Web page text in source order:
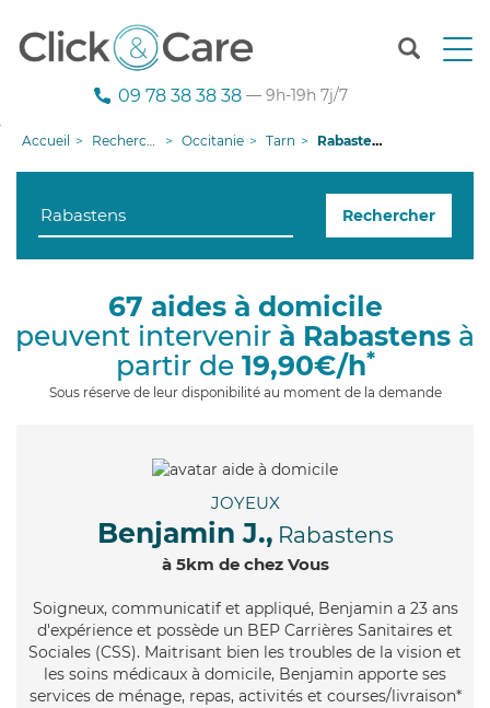
T
n
g
i
09 78 38 38 38 — 9h-19h 7j/7
Accueil Recherche aide à domicile Occitanie Tarn Rabastens
Rechercher
67 aides à domicile
peuvent intervenir à Rabastens à
partir de 19,90€/h*
Sous réserve de leur disponibilité au moment de la demande
JOYEUX
Benjamin J., Rabastens
à 5km de chez Vous
Soigneux, communicatif et appliqué, Benjamin a 23 ans
d'expérience et possède un BEP Carrières Sanitaires et
Sociales (CSS). Maitrisant bien les troubles de la vision et
les soins médicaux à domicile, Benjamin apporte ses
services de ménage, repas, activités et courses/livraison*